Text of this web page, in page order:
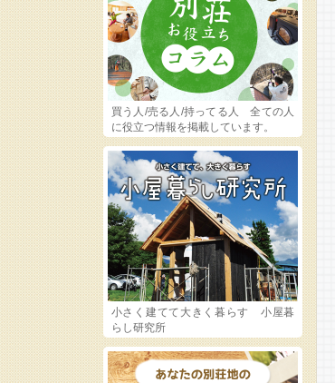
買う人/売る人/持ってる人 全ての人
に役立つ情報を掲載しています。
小さく建てて大きく暮らす 小屋暮
らし研究所